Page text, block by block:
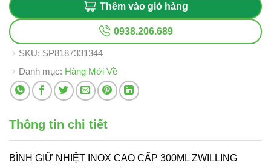
Thêm vào giỏ hàng
0938.206.689
SKU: SP8187331344
Danh mục: Hàng Mới Về
Thông tin chi tiết
BÌNH GIỮ NHIỆT INOX CAO CẤP 300ML ZWILLING